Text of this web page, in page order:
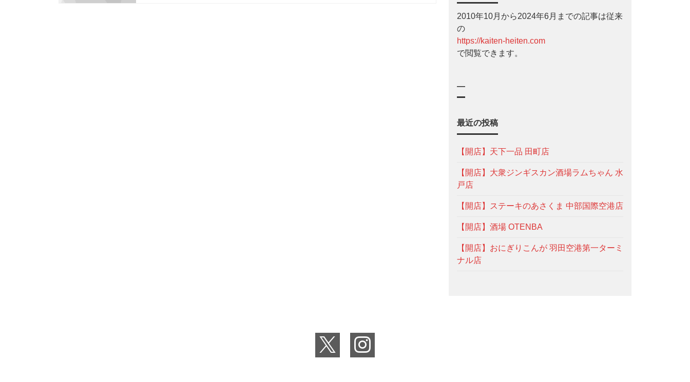
2010年10月から2024年6月までの記事は従来
の
https://kaiten-heiten.com
で閲覧できます。
—
最近の投稿
【開店】天下一品 田町店
【開店】大衆ジンギスカン酒場ラムちゃん 水
戸店
【開店】ステーキのあさくま 中部国際空港店
【開店】酒場 OTENBA
【開店】おにぎりこんが 羽田空港第一ターミ
ナル店